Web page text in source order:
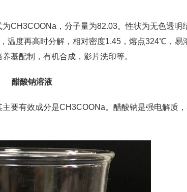
CH3COONa，分子量为82.03。性状为无色透明
温度再高时分解，相对密度1.45，熔点324℃，易
基配制，有机合成，影片洗印等。
醋酸钠溶液
要有效成分是CH3COONa。醋酸钠是强电解质